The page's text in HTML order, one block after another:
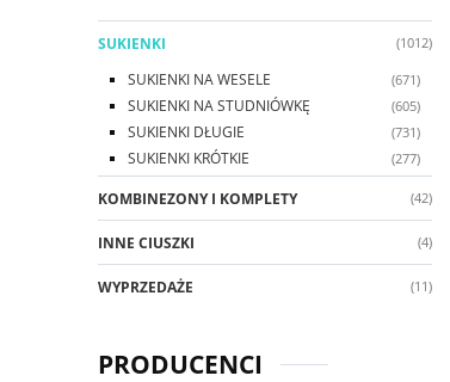
SUKIENKI (1012)
SUKIENKI NA WESELE (671)
SUKIENKI NA STUDNIÓWKĘ (605)
SUKIENKI DŁUGIE (731)
SUKIENKI KRÓTKIE (277)
KOMBINEZONY I KOMPLETY (42)
INNE CIUSZKI (4)
WYPRZEDAŻE (11)
PRODUCENCI